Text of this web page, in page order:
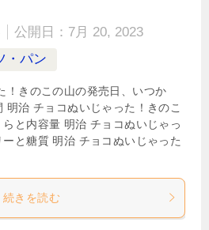
公開日： 7月 20, 2023
・パン
！きのこの山の発売日、いつか
明治 チョコぬいじゃった！きのこ
と内容量 明治 チョコぬいじゃっ
と糖質 明治 チョコぬいじゃった
続きを読む